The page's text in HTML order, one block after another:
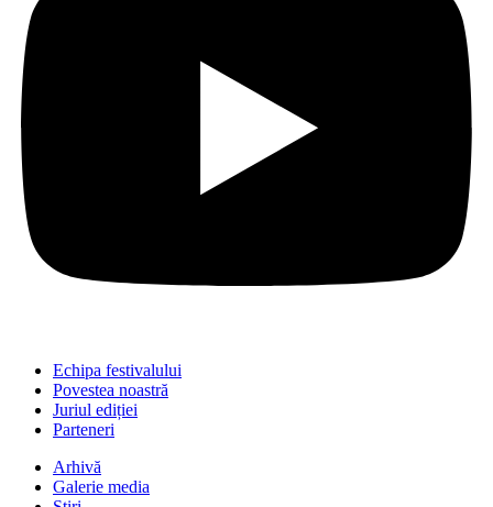
Echipa festivalului
Povestea noastră
Juriul ediției
Parteneri
Arhivă
Galerie media